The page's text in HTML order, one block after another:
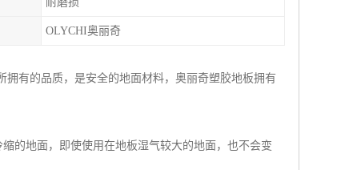
OLYCHI奥丽奇
有的品质，是安全的地面材料，奥丽奇塑胶地板拥有
的地面，即使使用在地板湿气较大的地面，也不会变